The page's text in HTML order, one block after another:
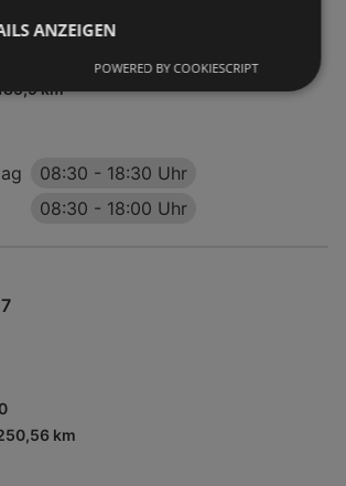
km
08:30 - 18:30 Uhr
08:30 - 18:00 Uhr
0
km
ANZEIGEN
POWERED BY COOKIESCRIPT